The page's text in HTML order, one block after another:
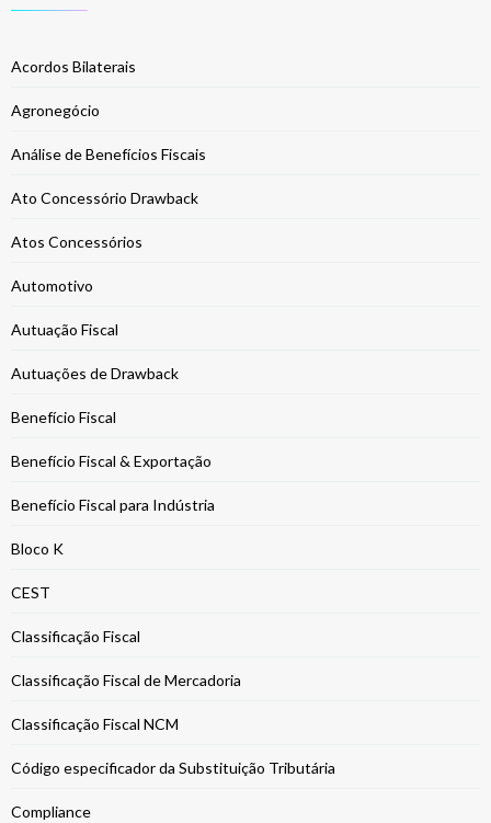
Acordos Bilaterais
Agronegócio
Análise de Benefícios Fiscais
Ato Concessório Drawback
Atos Concessórios
Automotivo
Autuação Fiscal
Autuações de Drawback
Benefício Fiscal
Benefício Fiscal & Exportação
Benefício Fiscal para Indústria
Bloco K
CEST
Classificação Fiscal
Classificação Fiscal de Mercadoria
Classificação Fiscal NCM
Código especificador da Substituição Tributária
Compliance